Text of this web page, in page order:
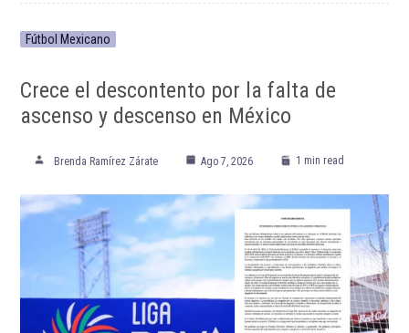
Fútbol Mexicano
Crece el descontento por la falta de
ascenso y descenso en México
Brenda Ramírez Zárate Ago 7, 2026 1 min read